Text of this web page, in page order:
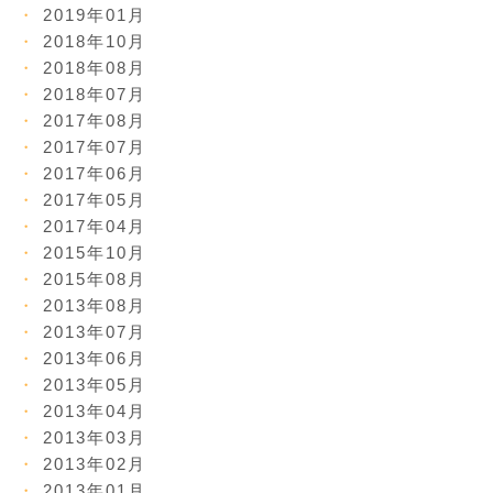
2019年01月
2018年10月
2018年08月
2018年07月
2017年08月
2017年07月
2017年06月
2017年05月
2017年04月
2015年10月
2015年08月
2013年08月
2013年07月
2013年06月
2013年05月
2013年04月
2013年03月
2013年02月